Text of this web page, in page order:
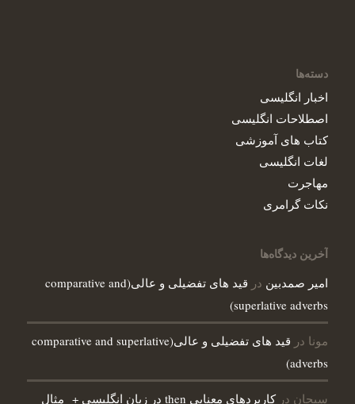
دسته‌ها
اخبار انگلیسی
اصطلاحات انگلیسی‌
کتاب های آموزشی
لغات انگلیسی
مهاجرت
نکات گرامری
آخرین دیدگاه‌ها
امیر صمدبین در
قید های تفضیلی و عالی(comparative and
superlative adverbs)
مونا در
قید های تفضیلی و عالی(comparative and superlative
adverbs)
سبحان در کاربردهای معنایی then در زبان انگلیسی + مثال